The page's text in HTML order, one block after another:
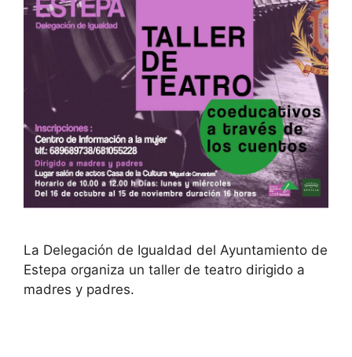
La Delegación de Igualdad del Ayuntamiento de
Estepa organiza un taller de teatro dirigido a
madres y padres.